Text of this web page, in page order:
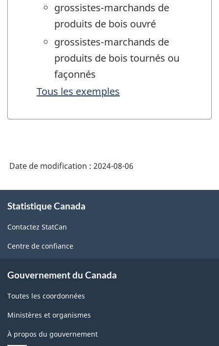
grossistes-marchands de
produits de bois ouvré
grossistes-marchands de
produits de bois tournés ou
façonnés
Tous les exemples
Date de modification : 2024-08-06
propos
ce
site
Statistique Canada
Contactez StatCan
Centre de confiance
Gouvernement du Canada
Toutes les coordonnées
Ministères et organismes
À propos du gouvernement